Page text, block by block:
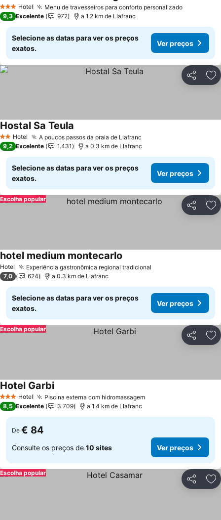
3 EstrelasHotel Menu de travesseiros para conforto personalizadoVer
9,3 Excelente 972 a 1.2 km de Llafranc
Selecione as datas para ver os preços
exatos.
Ver preços
Partilhar
2 Estrelas
Hotel A poucos passos da praia de Llafranc
Hostal Sa Teula
9,2 Excelente 1.431 a 0.3 km de Llafranc
Selecione as datas para ver os preços
exatos.
Ver preços
Partilhar
Escolha popular
Hotel Experiência gastronômica regional tradicional
hotel medium montecarlo
7,0 624 a 0.3 km de Llafranc
Selecione as datas para ver os preços
exatos.
Ver preços
Partilhar
Escolha popular
3 EstrelasHotel Piscina externa com hidromassagemVer preços
Hotel GarbiVer preços
8,5 Excelente 3.709 a 1.4 km de Llafranc
De € 84
Consulte os preços de 10 sites Ver preços
Partilhar
Escolha popular